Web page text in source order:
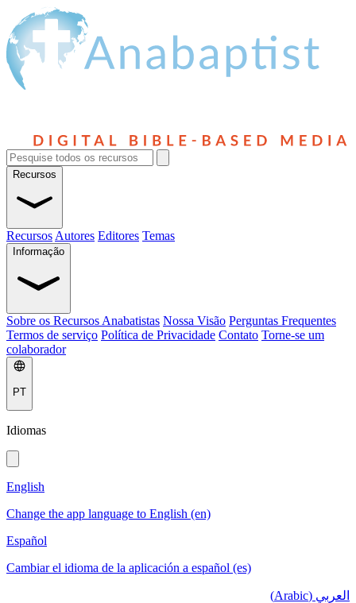
Recursos
Recursos Autores Editores Temas
Informação
Sobre os Recursos Anabatistas Nossa Visão Perguntas Frequentes
Termos de serviço Política de Privacidade Contato Torne-se um
colaborador
PT
Idiomas
English
Change the app language to English (en)
Español
Cambiar el idioma de la aplicación a español (es)
العربي (Arabic)